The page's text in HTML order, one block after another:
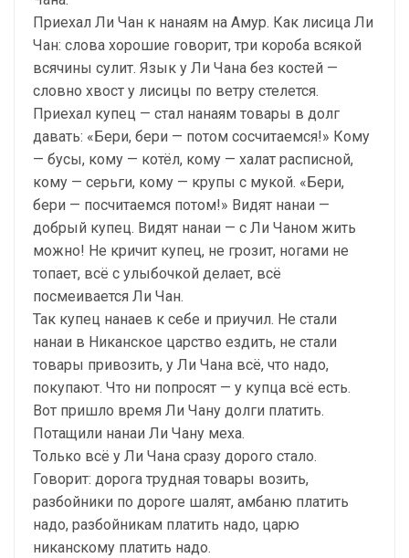
Приехал Ли Чан к нанаям на Амур. Как лисица Ли
Чан: слова хорошие говорит, три короба всякой
всячины сулит. Язык у Ли Чана без костей —
словно хвост у лисицы по ветру стелется.
Приехал купец — стал нанаям товары в долг
давать: «Бери, бери — потом сосчитаемся!» Кому
— бусы, кому — котёл, кому — халат расписной,
кому — серьги, кому — крупы с мукой. «Бери,
бери — посчитаемся потом!» Видят нанаи —
добрый купец. Видят нанаи — с Ли Чаном жить
можно! Не кричит купец, не грозит, ногами не
топает, всё с улыбочкой делает, всё
посмеивается Ли Чан.
Так купец нанаев к себе и приучил. Не стали
нанаи в Никанское царство ездить, не стали
товары привозить, у Ли Чана всё, что надо,
покупают. Что ни попросят — у купца всё есть.
Вот пришло время Ли Чану долги платить.
Потащили нанаи Ли Чану меха.
Только всё у Ли Чана сразу дорого стало.
Говорит: дорога трудная товары возить,
разбойники по дороге шалят, амбаню платить
надо, разбойникам платить надо, царю
никанскому платить надо.